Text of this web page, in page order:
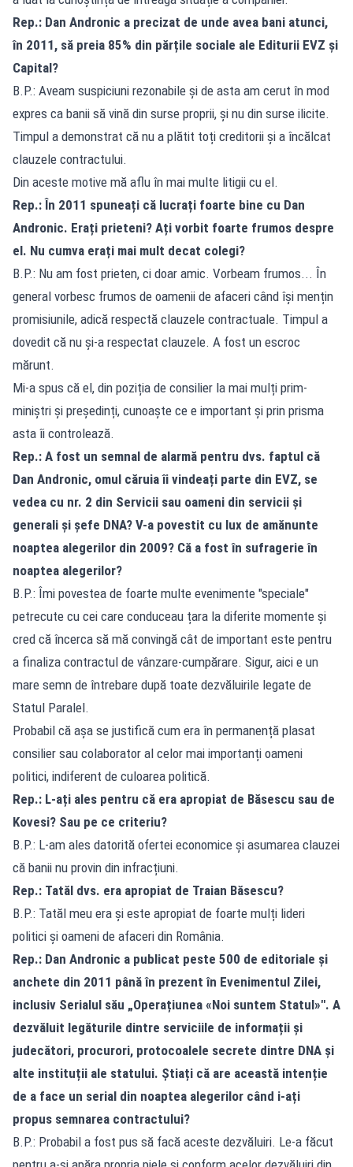
Rep.: Dan Andronic a precizat de unde avea bani atunci,
în 2011, să preia 85% din părțile sociale ale Editurii EVZ și
Capital?
B.P.: Aveam suspiciuni rezonabile și de asta am cerut în mod
expres ca banii să vină din surse proprii, și nu din surse ilicite.
Timpul a demonstrat că nu a plătit toți creditorii și a încălcat
clauzele contractului.
Din aceste motive mă aflu în mai multe litigii cu el.
Rep.: În 2011 spuneați că lucrați foarte bine cu Dan
Andronic. Erați prieteni? Ați vorbit foarte frumos despre
el. Nu cumva erați mai mult decat colegi?
B.P.: Nu am fost prieten, ci doar amic. Vorbeam frumos... În
general vorbesc frumos de oamenii de afaceri când își mențin
promisiunile, adică respectă clauzele contractuale. Timpul a
dovedit că nu și-a respectat clauzele. A fost un escroc
mărunt.
Mi-a spus că el, din poziția de consilier la mai mulți prim-
miniștri și președinți, cunoaște ce e important și prin prisma
asta îi controlează.
Rep.: A fost un semnal de alarmă pentru dvs. faptul că
Dan Andronic, omul căruia îi vindeați parte din EVZ, se
vedea cu nr. 2 din Servicii sau oameni din servicii și
generali și șefe DNA? V-a povestit cu lux de amănunte
noaptea alegerilor din 2009? Că a fost în sufragerie în
noaptea alegerilor?
B.P.: Îmi povestea de foarte multe evenimente "speciale"
petrecute cu cei care conduceau țara la diferite momente și
cred că încerca să mă convingă cât de important este pentru
a finaliza contractul de vânzare-cumpărare. Sigur, aici e un
mare semn de întrebare după toate dezvăluirile legate de
Statul Paralel.
Probabil că așa se justifică cum era în permanență plasat
consilier sau colaborator al celor mai importanți oameni
politici, indiferent de culoarea politică.
Rep.: L-ați ales pentru că era apropiat de Băsescu sau de
Kovesi? Sau pe ce criteriu?
B.P.: L-am ales datorită ofertei economice și asumarea clauzei
că banii nu provin din infracțiuni.
Rep.: Tatăl dvs. era apropiat de Traian Băsescu?
B.P.: Tatăl meu era și este apropiat de foarte mulți lideri
politici și oameni de afaceri din România.
Rep.: Dan Andronic a publicat peste 500 de editoriale și
anchete din 2011 până în prezent în Evenimentul Zilei,
inclusiv Serialul său „Operațiunea «Noi suntem Statul»". A
dezvăluit legăturile dintre serviciile de informații și
judecători, procurori, protocoalele secrete dintre DNA și
alte instituții ale statului. Știați că are această intenție
de a face un serial din noaptea alegerilor când i-ați
propus semnarea contractului?
B.P.: Probabil a fost pus să facă aceste dezvăluiri. Le-a făcut